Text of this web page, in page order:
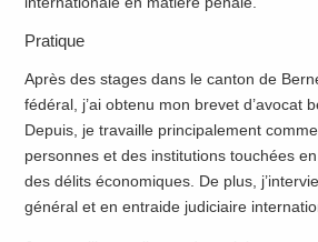
Pratique
Après des stages dans le canton de
fédéral, j’ai obtenu mon brevet d’avocat
Depuis, je travaille principalement
personnes et des institutions touchées
des délits économiques. De plus,
général et en entraide judiciaire